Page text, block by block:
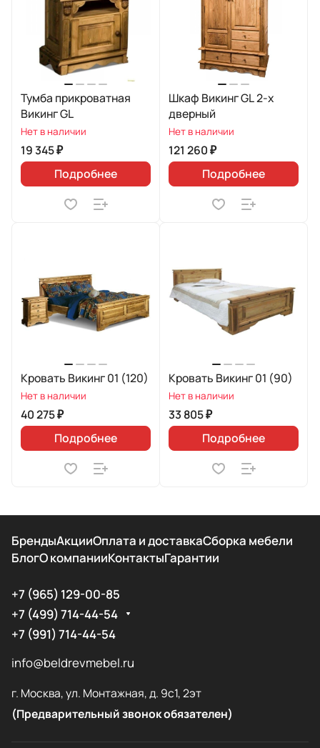
Тумба прикроватная
Викинг GL
Нет в наличии
19 345 ₽
Подробнее
Шкаф Викинг GL 2-х
дверный
Нет в наличии
121 260 ₽
Подробнее
Кровать Викинг 01 (120)
Нет в наличии
40 275 ₽
Подробнее
Кровать Викинг 01 (90)
Нет в наличии
33 805 ₽
Подробнее
БрендыАкцииОплата и доставкаСборка мебели
БлогО компанииКонтактыГарантии
+7 (965) 129-00-85
+7 (499) 714-44-54
+7 (991) 714-44-54
info@beldrevmebel.ru
г. Москва, ул. Монтажная, д. 9с1, 2эт
(Предварительный звонок обязателен)